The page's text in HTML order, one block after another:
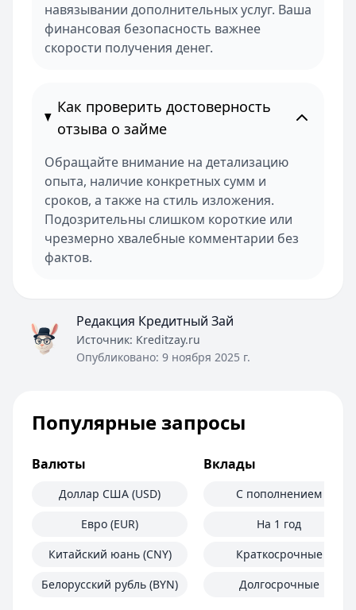
навязывании дополнительных услуг. Ваша
финансовая безопасность важнее
скорости получения денег.
Как проверить достоверность
отзыва о займе
Обращайте внимание на детализацию
опыта, наличие конкретных сумм и
сроков, а также на стиль изложения.
Подозрительны слишком короткие или
чрезмерно хвалебные комментарии без
фактов.
Редакция Кредитный Зай
Источник: Kreditzay.ru
Опубликовано: 9 ноября 2025 г.
Популярные запросы
Валюты
Доллар США (USD)
Евро (EUR)
Китайский юань (CNY)
Белорусский рубль (BYN)
Вклады
С пополнением
На 1 год
Краткосрочные
Долгосрочные